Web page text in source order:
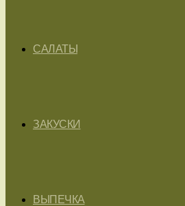
САЛАТЫ
ЗАКУСКИ
ВЫПЕЧКА